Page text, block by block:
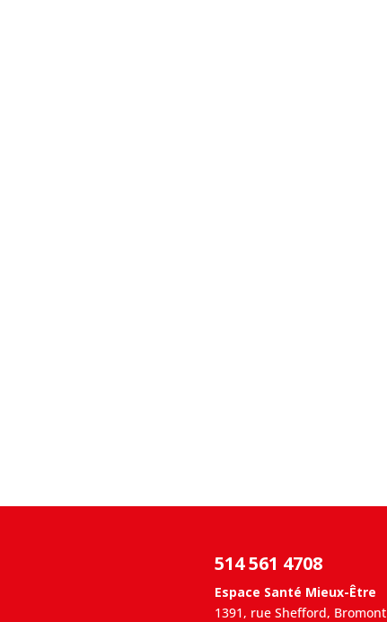
514 561 4708
Espace Santé Mieux-Être
1391, rue Shefford, Bromont